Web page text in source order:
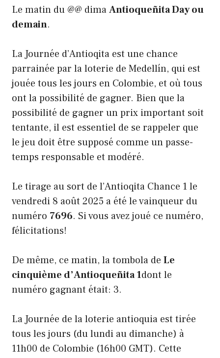
Le matin du @@ dimaAntioqueñita Day ou
demain.
La Journée d’Antioqita est une chance
parrainée par la loterie de Medellín, qui est
jouée tous les jours en Colombie, et où tous
ont la possibilité de gagner. Bien que la
possibilité de gagner un prix important soit
tentante, il est essentiel de se rappeler que
le jeu doit être supposé comme un passe-
temps responsable et modéré.
Le tirage au sort de l’Antioqita Chance 1 le
vendredi 8 août 2025 a été le vainqueur du
numéro 7696. Si vous avez joué ce numéro,
félicitations!
De même, ce matin, la tombola de Le
cinquième d’Antioqueñita 1dont le
numéro gagnant était: 3.
La Journée de la loterie antioquia est tirée
tous les jours (du lundi au dimanche) à
11h00 de Colombie (16h00 GMT). Cette